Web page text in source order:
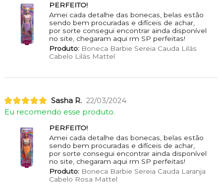
PERFEITO!
Amei cada detalhe das bonecas, belas estão
sendo bem procuradas e difíceis de achar,
por sorte consegui encontrar ainda disponível
no site, chegaram aqui rm SP perfeitas!
Produto:Boneca Barbie Sereia Cauda Lilás
Cabelo Lilás Mattel
Sasha R. 22/03/2024
Eu recomendo esse produto.
PERFEITO!
Amei cada detalhe das bonecas, belas estão
sendo bem procuradas e difíceis de achar,
por sorte consegui encontrar ainda disponível
no site, chegaram aqui rm SP perfeitas!
Produto:Boneca Barbie Sereia Cauda Laranja
Cabelo Rosa Mattel